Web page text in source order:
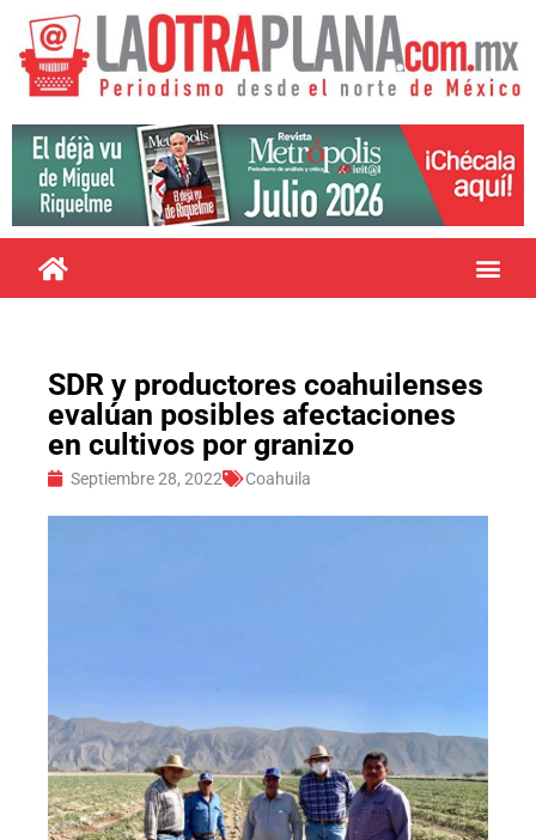
SDR y productores coahuilenses
evalúan posibles afectaciones
en cultivos por granizo
Septiembre 28, 2022 Coahuila